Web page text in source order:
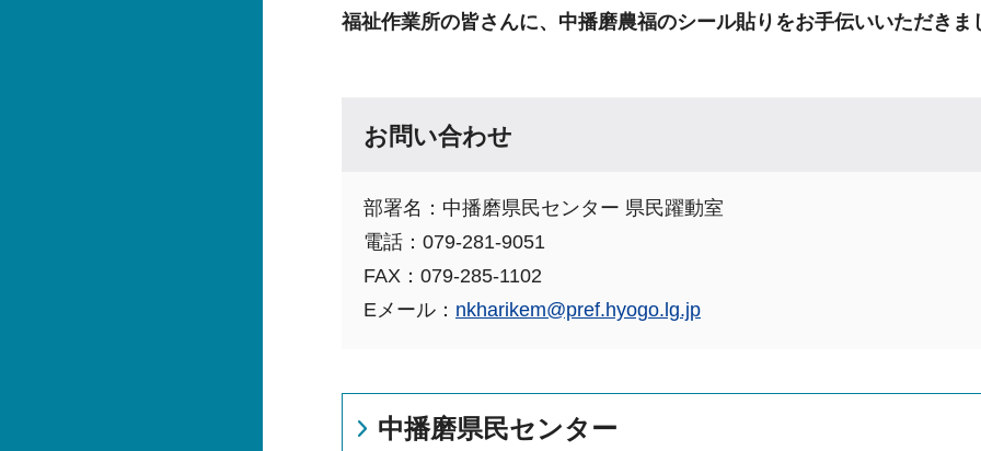
福祉作業所の皆さんに、中播磨農福のシール貼りをお手伝いいただきま
お問い合わせ
部署名：中播磨県民センター 県民躍動室
電話：079-281-9051
FAX：079-285-1102
Eメール： nkharikem@pref.hyogo.lg.jp
中播磨県民センター